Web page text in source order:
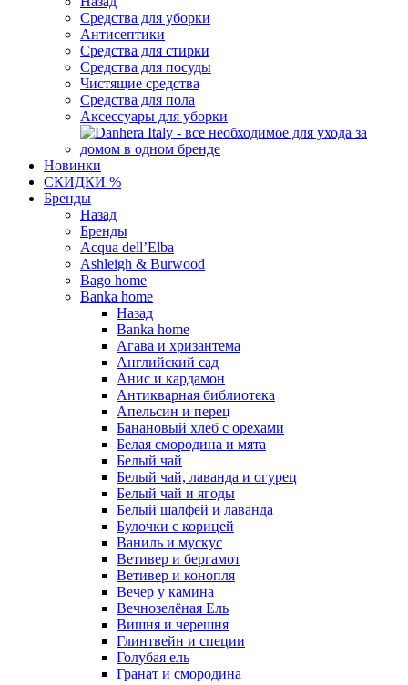
Средства для уборки
Антисептики
Средства для стирки
Средства для посуды
Чистящие средства
Средства для пола
Аксессуары для уборки
Новинки
СКИДКИ %
Бренды
Назад
Бренды
Acqua dell’Elba
Ashleigh & Burwood
Bago home
Banka home
Назад
Banka home
Агава и хризантема
Английский сад
Анис и кардамон
Антикварная библиотека
Апельсин и перец
Банановый хлеб с орехами
Белая смородина и мята
Белый чай
Белый чай, лаванда и огурец
Белый чай и ягоды
Белый шалфей и лаванда
Булочки с корицей
Ваниль и мускус
Ветивер и бергамот
Ветивер и конопля
Вечер у камина
Вечнозелёная Ель
Вишня и черешня
Глинтвейн и специи
Голубая ель
Гранат и смородина